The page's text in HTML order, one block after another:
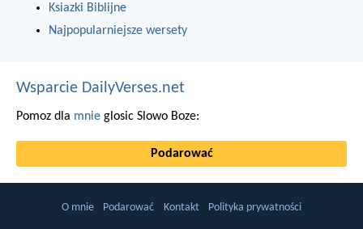
Ksiazki Biblijne
Najpopularniejsze wersety
Wsparcie DailyVerses.net
Pomoz dla mnie glosic Slowo Boze:
Podarować
O mnie Podarować Kontakt Polityka prywatności